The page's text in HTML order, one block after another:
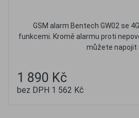
GSM alarm Bentech GW02 se
funkcemi. Kromě alarmu proti
můžete napojit
1 890 Kč
bez DPH 1 562 Kč